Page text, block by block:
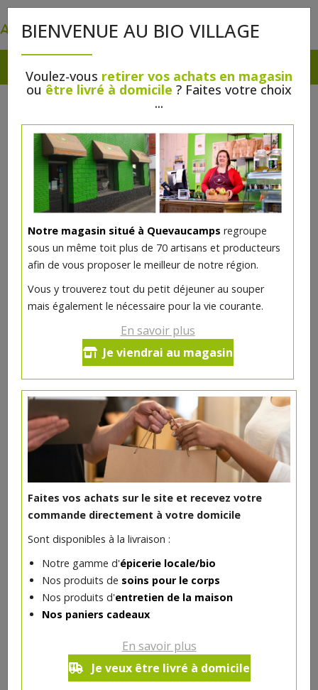
BIENVENUE AU BIO VILLAGE
Voulez-vous retirer vos achats en magasin
ou être livré à domicile ? Faites votre choix
...
Notre magasin situé à Quevaucamps regroupe
sous un même toit plus de 70 artisans et producteurs
afin de vous proposer le meilleur de notre région.
Vous y trouverez tout du petit déjeuner au souper
mais également le nécessaire pour la vie courante.
En savoir plus
Je viendrai au magasin
Faites vos achats sur le site et recevez votre
commande directement à votre domicile
Sont disponibles à la livraison :
Notre gamme d'épicerie locale/bio
Nos produits de soins pour le corps
Nos produits d'entretien de la maison
Nos paniers cadeaux
En savoir plus
Je veux être livré à domicile
Blush Rose praliné irisé bio
Ce produit est indisponible pour le moment.
DANS LA MÊME CATÉGORIE ...
Blush Pêche Rosé bio
AVRIL
6€
Réception souhaitée le